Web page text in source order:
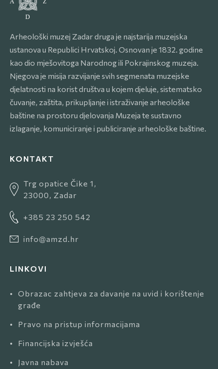
Arheološki muzej Zadar druga je najstarija muzejska
ustanova u Republici Hrvatskoj. Osnovan je 1832. godine
kao dio mješovitoga Narodnog ili Pokrajinskog muzeja.
Njegova je misija razvijanje svih segmenata muzejske
djelatnosti na korist društva u kojem djeluje, sistematsko
čuvanje, zaštita, prikupljanje i istraživanje arheološke
baštine na prostoru djelovanja Muzeja te sustavno
izlaganje, komuniciranje i publiciranje arheološke baštine.
KONTAKT
Trg opatice Čike 1,
23000, Zadar
+385 23 250 542
info@amzd.hr
LINKOVI
•
Obrazac zahtjeva za davanje na uvid i korištenje
građe
• Pravo na pristup informacijama
• Financijska izvješća
• Javna nabava